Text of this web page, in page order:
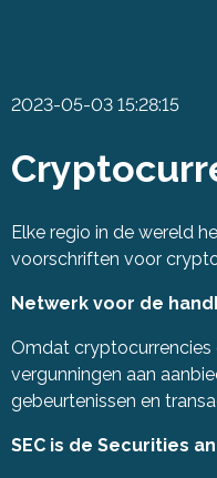
2023-05-03 15:28:15
Elke regio in de wereld
voorschriften voor
Netwerk voor de
Omdat cryptocurrencies
vergunningen aan
gebeurtenissen en
SEC is de Securities